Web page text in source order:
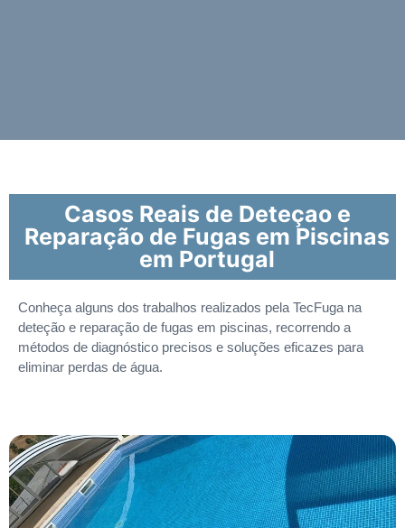
Casos Reais de Deteçao e
Reparação de Fugas em Piscinas
em Portugal
Conheça alguns dos trabalhos realizados pela TecFuga na
deteção e reparação de fugas em piscinas, recorrendo a
métodos de diagnóstico precisos e soluções eficazes para
eliminar perdas de água.